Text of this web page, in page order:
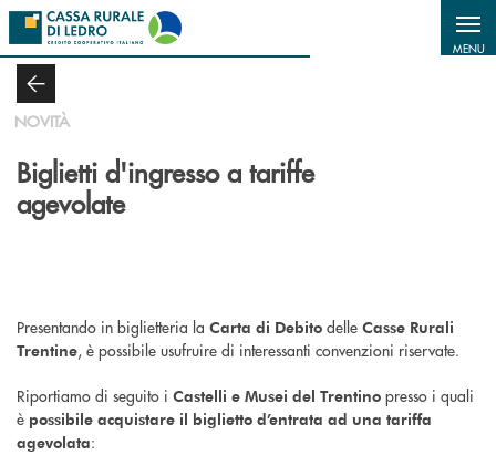
Salta al contenuto principale
MENU
NOVITÀ
Biglietti d'ingresso a tariffe
agevolate
Presentando in biglietteria la Carta di Debito delle Casse Rurali
Trentine, è possibile usufruire di interessanti convenzioni riservate.
Riportiamo di seguito i Castelli e Musei del Trentino presso i quali
è possibile acquistare il biglietto d’entrata ad una tariffa
agevolata: